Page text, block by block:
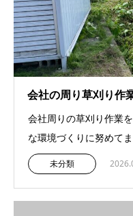
会社の周り草刈り作
会社周りの草刈り作業
な環境づくりに努めてま
未分類